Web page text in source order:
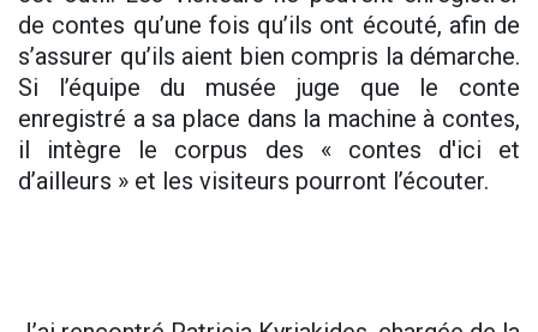
de contes qu’une fois qu’ils ont écouté, afin de
s’assurer qu’ils aient bien compris la démarche.
Si l’équipe du musée juge que le conte
enregistré a sa place dans la machine à contes,
il intègre le corpus des « contes d'ici et
d’ailleurs » et les visiteurs pourront l’écouter.